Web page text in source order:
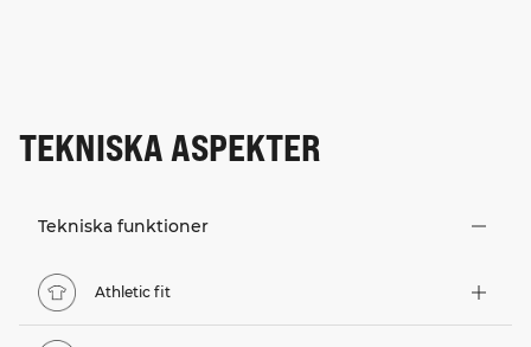
TEKNISKA ASPEKTER
Tekniska funktioner
Athletic fit